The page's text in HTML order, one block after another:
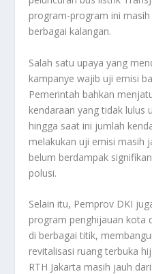
program-program ini
berbagai kalangan.
Salah satu upaya yang
kampanye wajib uji emisi
Pemerintah bahkan
kendaraan yang tidak lulus
hingga saat ini jumlah
melakukan uji emisi masih
belum berdampak
polusi.
Selain itu, Pemprov DKI
program penghijauan kota
di berbagai titik,
revitalisasi ruang terbuka
RTH Jakarta masih jauh